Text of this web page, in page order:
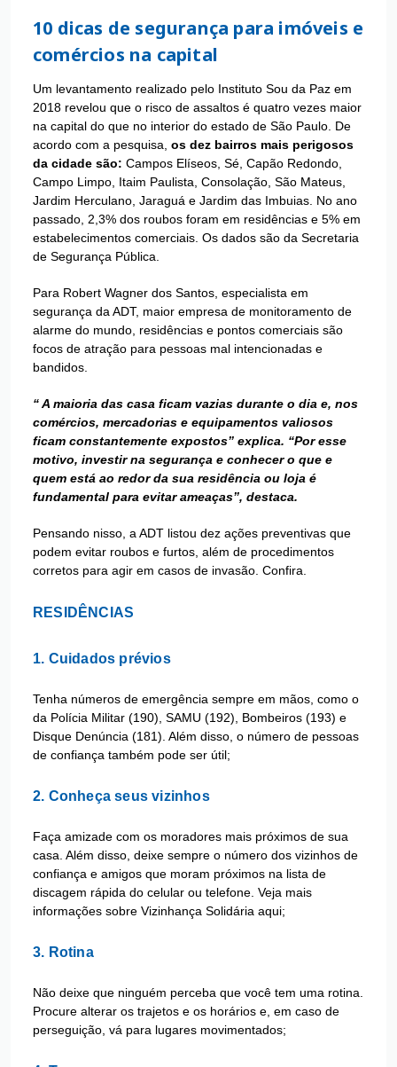
10 dicas de segurança para imóveis e
comércios na capital
Um levantamento realizado pelo Instituto Sou da Paz em
2018 revelou que o risco de assaltos é quatro vezes maior
na capital do que no interior do estado de São Paulo. De
acordo com a pesquisa, os dez bairros mais perigosos
da cidade são: Campos Elíseos, Sé, Capão Redondo,
Campo Limpo, Itaim Paulista, Consolação, São Mateus,
Jardim Herculano, Jaraguá e Jardim das Imbuias. No ano
passado, 2,3% dos roubos foram em residências e 5% em
estabelecimentos comerciais. Os dados são da Secretaria
de Segurança Pública.
Para Robert Wagner dos Santos, especialista em
segurança da ADT, maior empresa de monitoramento de
alarme do mundo, residências e pontos comerciais são
focos de atração para pessoas mal intencionadas e
bandidos.
“ A maioria das casa ficam vazias durante o dia e, nos
comércios, mercadorias e equipamentos valiosos
ficam constantemente expostos” explica. “Por esse
motivo, investir na segurança e conhecer o que e
quem está ao redor da sua residência ou loja é
fundamental para evitar ameaças”, destaca.
Pensando nisso, a ADT listou dez ações preventivas que
podem evitar roubos e furtos, além de procedimentos
corretos para agir em casos de invasão. Confira.
RESIDÊNCIAS
1. Cuidados prévios
Tenha números de emergência sempre em mãos, como o
da Polícia Militar (190), SAMU (192), Bombeiros (193) e
Disque Denúncia (181). Além disso, o número de pessoas
de confiança também pode ser útil;
2. Conheça seus vizinhos
Faça amizade com os moradores mais próximos de sua
casa. Além disso, deixe sempre o número dos vizinhos de
confiança e amigos que moram próximos na lista de
discagem rápida do celular ou telefone. Veja mais
informações sobre Vizinhança Solidária aqui;
3. Rotina
Não deixe que ninguém perceba que você tem uma rotina.
Procure alterar os trajetos e os horários e, em caso de
perseguição, vá para lugares movimentados;